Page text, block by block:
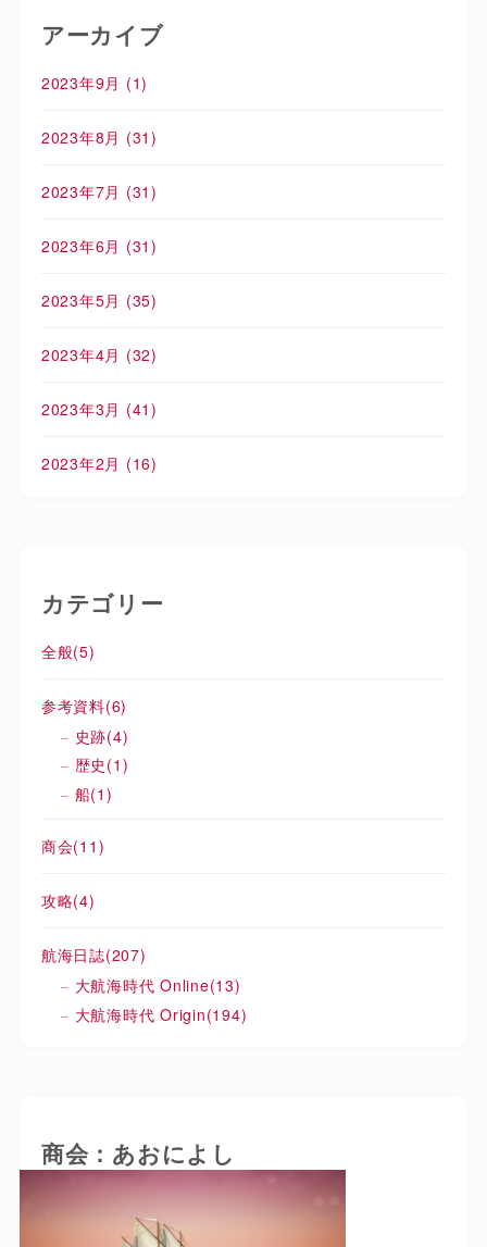
アーカイブ
2023年9月 (1)
2023年8月 (31)
2023年7月 (31)
2023年6月 (31)
2023年5月 (35)
2023年4月 (32)
2023年3月 (41)
2023年2月 (16)
カテゴリー
全般(5)
参考資料(6)
史跡(4)
歴史 (1)
船(1)
商会(11)
攻略(4)
航海日誌(207)
大航海時代 Online(13)
大航海時代 Origin(194)
商会：あおによし